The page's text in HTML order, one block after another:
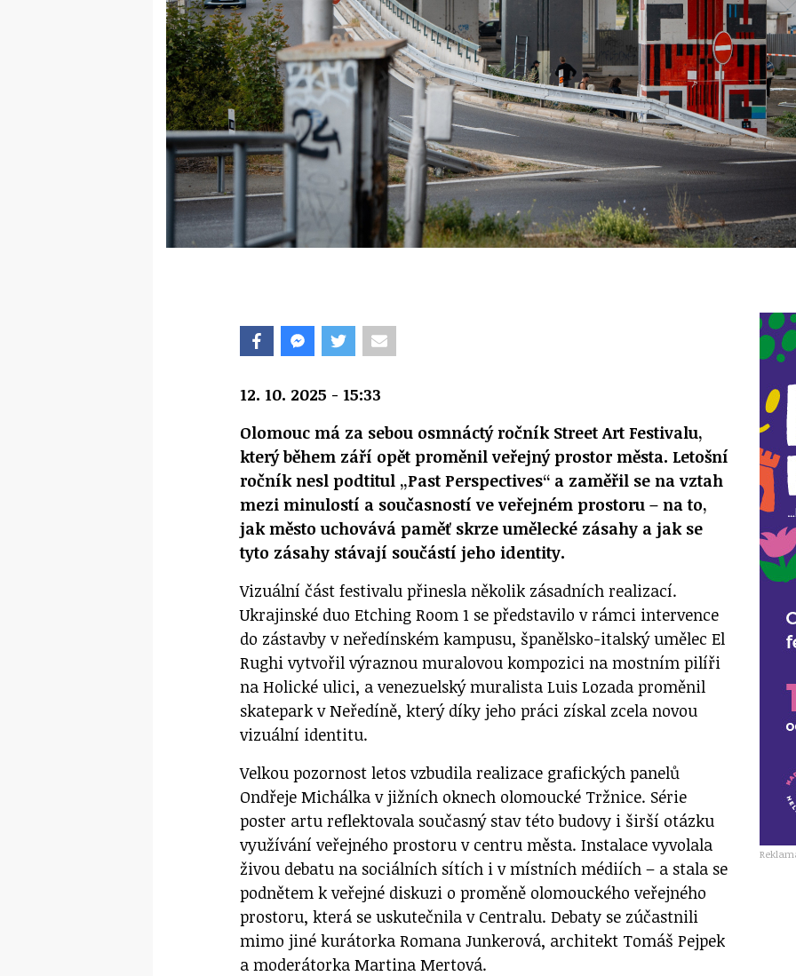
12. 10. 2025 - 15:33
Olomouc má za sebou osmnáctý ročník Street Art Festivalu,
který během září opět proměnil veřejný prostor města. Letošní
ročník nesl podtitul „Past Perspectives“ a zaměřil se na vztah
mezi minulostí a současností ve veřejném prostoru – na to,
jak město uchovává paměť skrze umělecké zásahy a jak se
tyto zásahy stávají součástí jeho identity.
Vizuální část festivalu přinesla několik zásadních realizací.
Ukrajinské duo Etching Room 1 se představilo v rámci intervence
do zástavby v neředínském kampusu, španělsko-italský umělec El
Rughi vytvořil výraznou muralovou kompozici na mostním pilíři
na Holické ulici, a venezuelský muralista Luis Lozada proměnil
skatepark v Neředíně, který díky jeho práci získal zcela novou
vizuální identitu.
Velkou pozornost letos vzbudila realizace grafických panelů
Ondřeje Michálka v jižních oknech olomoucké Tržnice. Série
poster artu reflektovala současný stav této budovy i širší otázku
využívání veřejného prostoru v centru města. Instalace vyvolala
živou debatu na sociálních sítích i v místních médiích – a stala se
podnětem k veřejné diskuzi o proměně olomouckého veřejného
prostoru, která se uskutečnila v Centralu. Debaty se zúčastnili
mimo jiné kurátorka Romana Junkerová, architekt Tomáš Pejpek
a moderátorka Martina Mertová.